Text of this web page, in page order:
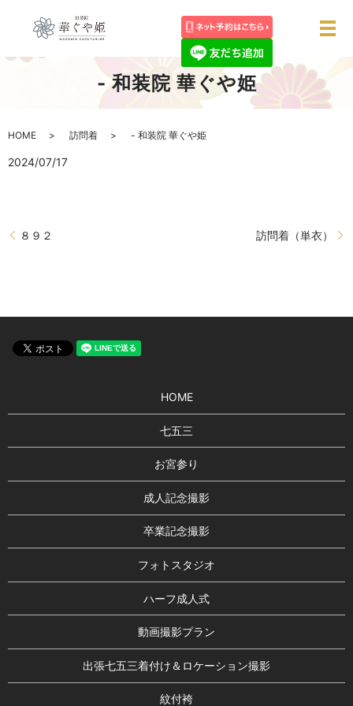
メ
- 和装院 華ぐや姫
HOME 訪問着 - 和装院 華ぐや姫
2024/07/17
８９２ 訪問着（単衣）
HOME
七五三
お宮参り
成人記念撮影
卒業記念撮影
フォトスタジオ
ハーフ成人式
動画撮影プラン
出張七五三着付け＆ロケーション撮影
紋付袴